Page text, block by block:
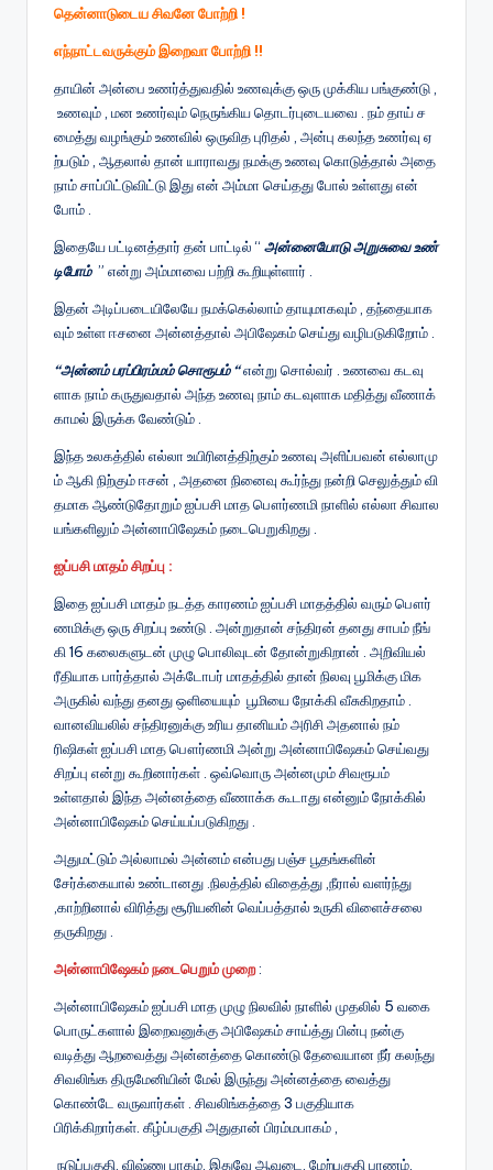
தென்னாடுடைய சிவனே போற்றி !
எந்நாட்டவருக்கும் இறைவா போற்றி !!
தாயின் அன்பை உணர்த்துவதில் உணவுக்கு ஒரு முக்கிய பங்குண்டு ,
உணவும் , மன உணர்வும் நெருங்கிய தொடர்புடையவை . நம் தாய் ச
மைத்து வழங்கும் உணவில் ஒருவித புரிதல் , அன்பு கலந்த உணர்வு ஏ
ற்படும் , ஆதலால் தான் யாராவது நமக்கு உணவு கொடுத்தால் அதை
நாம் சாப்பிட்டுவிட்டு இது என் அம்மா செய்தது போல் உள்ளது என்
போம் .
இதையே பட்டினத்தார் தன் பாட்டில் “ அன்னையோடு அறுசுவை உண்
டிபோம் ” என்று அம்மாவை பற்றி கூறியுள்ளார் .
இதன் அடிப்படையிலேயே நமக்கெல்லாம் தாயுமாகவும் , தந்தையாக
வும் உள்ள ஈசனை அன்னத்தால் அபிஷேகம் செய்து வழிபடுகிறோம் .
“அன்னம் பரப்பிரம்மம் சொரூபம் “என்று சொல்வர் . உணவை கடவு
ளாக நாம் கருதுவதால் அந்த உணவு நாம் கடவுளாக மதித்து வீணாக்
காமல் இருக்க வேண்டும் .
இந்த உலகத்தில் எல்லா உயிரினத்திற்கும் உணவு அளிப்பவன் எல்லாமு
ம் ஆகி நிற்கும் ஈசன் , அதனை நினைவு கூர்ந்து நன்றி செலுத்தும் வி
தமாக ஆண்டுதோறும் ஐப்பசி மாத பௌர்ணமி நாளில் எல்லா சிவால
யங்களிலும் அன்னாபிஷேகம் நடைபெறுகிறது .
ஐப்பசி மாதம் சிறப்பு :
இதை ஐப்பசி மாதம் நடத்த காரணம் ஐப்பசி மாதத்தில் வரும் பௌர்
ணமிக்கு ஒரு சிறப்பு உண்டு . அன்றுதான் சந்திரன் தனது சாபம் நீங்
கி 16 கலைகளுடன் முழு பொலிவுடன் தோன்றுகிறான் . அறிவியல்
ரீதியாக பார்த்தால் அக்டோபர் மாதத்தில் தான் நிலவு பூமிக்கு மிக
அருகில் வந்து தனது ஒளியையும் பூமியை நோக்கி வீசுகிறதாம் .
வானவியலில் சந்திரனுக்கு உரிய தானியம் அரிசி அதனால் நம்
ரிஷிகள் ஐப்பசி மாத பௌர்ணமி அன்று அன்னாபிஷேகம் செய்வது
சிறப்பு என்று கூறினார்கள் . ஒவ்வொரு அன்னமும் சிவரூபம்
உள்ளதால் இந்த அன்னத்தை வீணாக்க கூடாது என்னும் நோக்கில்
அன்னாபிஷேகம் செய்யப்படுகிறது .
அதுமட்டும் அல்லாமல் அன்னம் என்பது பஞ்ச பூதங்களின்
சேர்க்கையால் உண்டானது .நிலத்தில் விதைத்து ,நீரால் வளர்ந்து
,காற்றினால் விரித்து சூரியனின் வெப்பத்தால் உருகி விளைச்சலை
தருகிறது .
அன்னாபிஷேகம் நடைபெறும் முறை:
அன்னாபிஷேகம் ஐப்பசி மாத முழு நிலவில் நாளில் முதலில் 5 வகை
பொருட்களால் இறைவனுக்கு அபிஷேகம் சாய்த்து பின்பு நன்கு
வடித்து ஆறவைத்து அன்னத்தை கொண்டு தேவையான நீர் கலந்து
சிவலிங்க திருமேனியின் மேல் இருந்து அன்னத்தை வைத்து
கொண்டே வருவார்கள் . சிவலிங்கத்தை 3 பகுதியாக
பிரிக்கிறார்கள். கீழ்ப்பகுதி அதுதான் பிரம்மபாகம் ,
நடுப்பகுதி, விஷ்ணு பாகம். இதுவே ஆவுடை. மேற்பகுதி பாணம்,